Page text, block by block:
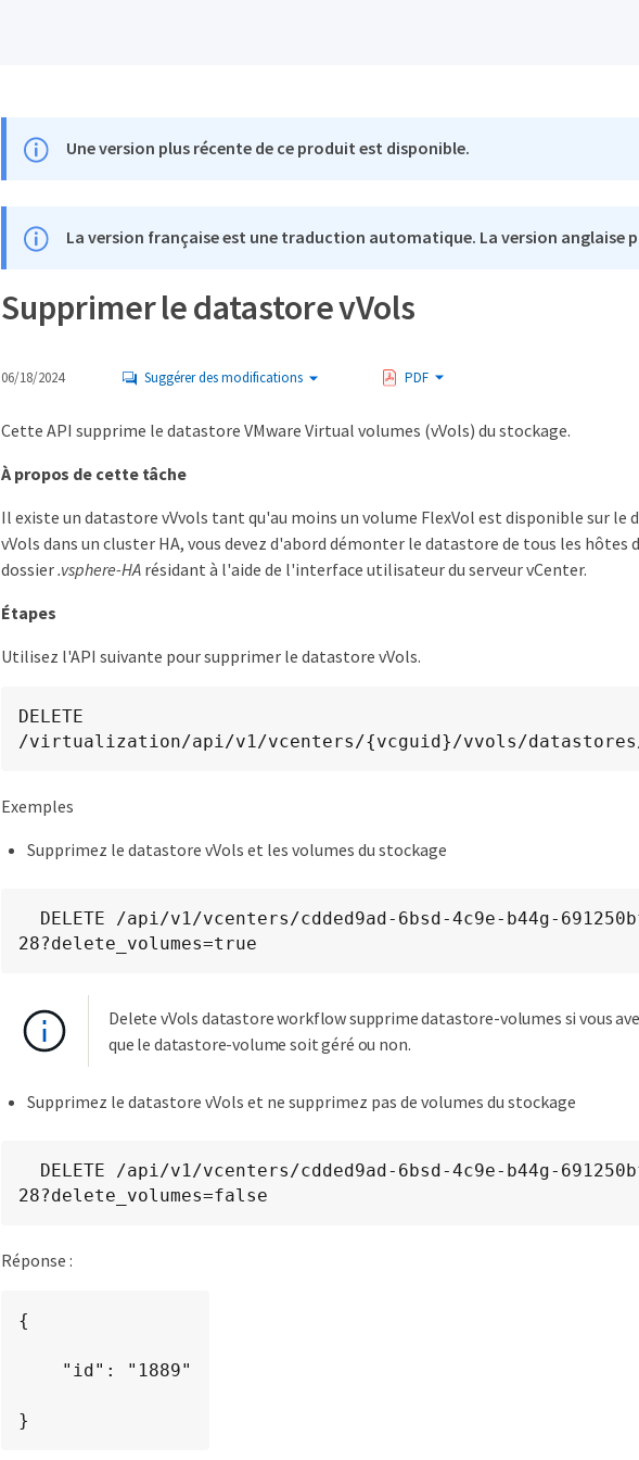
Une version plus récente de ce produit est disponible.
La version française est une traduction automatique. La version anglaise
Supprimer le datastore vVols
06/18/2024 Suggérer des modifications PDF
Cette API supprime le datastore VMware Virtual volumes (vVols) du stockage.
À propos de cette tâche
Il existe un datastore vVvols tant qu'au moins un volume FlexVol est disponible sur
vVols dans un cluster HA, vous devez d'abord démonter le datastore de tous les
dossier.vsphere-HA résidant à l'aide de l'interface utilisateur du serveur vCenter.
Étapes
Utilisez l'API suivante pour supprimer le datastore vVols.
DELETE
​/virtualization​/api​/v1​/vcenters​/{vcguid}​/vvols​/
Exemples
Supprimez le datastore vVols et les volumes du stockage
28?delete_volumes=true
Delete vVols datastore workflow supprime datastore-volumes si vous
que le datastore-volume soit géré ou non.
Supprimez le datastore vVols et ne supprimez pas de volumes du stockage
28?delete_volumes=false
Réponse :
{
}